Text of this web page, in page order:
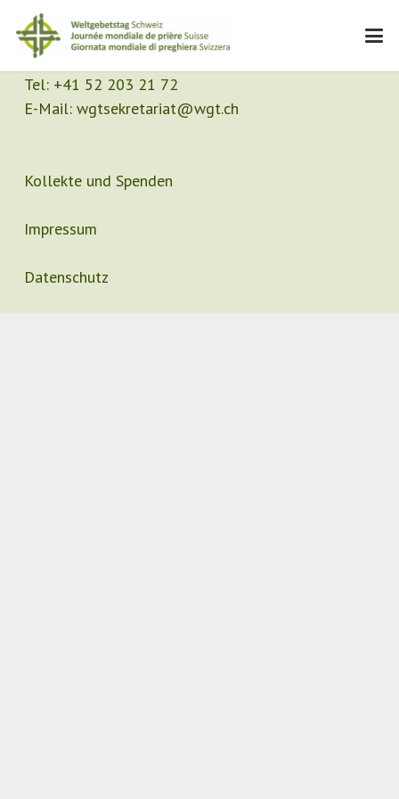
Kontakt
Sekretariat
Tel: +41 52 203 21 72
E-Mail: wgtsekretariat@wgt.ch
Kollekte und Spenden
Impressum
Datenschutz